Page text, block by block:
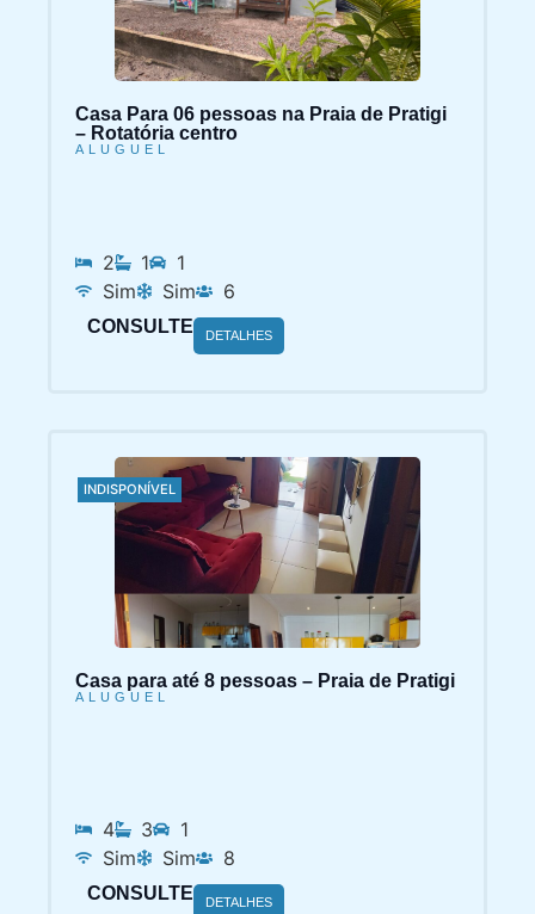
Casa Para 06 pessoas na Praia de Pratigi
– Rotatória centro
ALUGUEL
2 1
1
Sim
Sim 6
CONSULTE DETALHES
INDISPONÍVEL
Casa para até 8 pessoas – Praia de Pratigi
ALUGUEL
4 3
1
Sim
Sim 8
CONSULTE DETALHES